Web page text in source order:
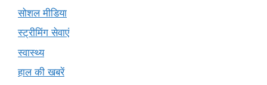
सोशल मीडिया
स्ट्रीमिंग सेवाएं
स्वास्थ्य
हाल की खबरें